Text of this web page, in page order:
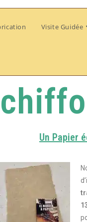
Visite Guidée
Un Papier